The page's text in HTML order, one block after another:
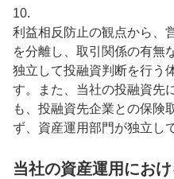
10.
利益相反防止の観点から、
を分離し、取引関係の有無
独立して投融資判断を行う
す。また、当社の投融資先
も、投融資先企業との保険
ず、資産運用部門が独立し
当社の資産運用にお